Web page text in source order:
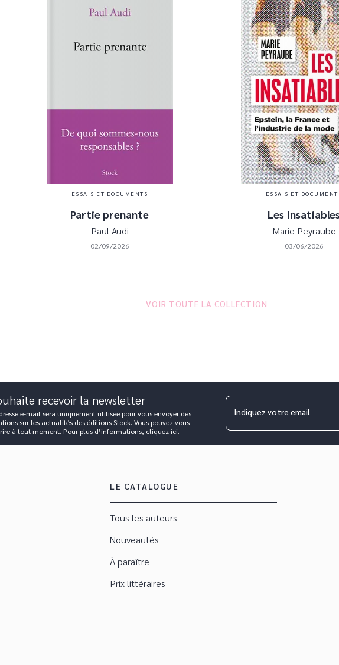
ESSAIS ET DOCUMENTS
Partie prenante
Paul Audi
02/09/2026
ESSAIS ET
Les
Marie Peyraube
03/06/2026
VOIR TOUTE LA COLLECTION
recevoir la newsletter
e-mail sera uniquement utilisée pour vous envoyer des
sur les actualités des éditions Stock. Vous pouvez vous
à tout moment. Pour plus d’informations, cliquez ici.
Indiquez votre email
LE CATALOGUE
Tous les auteurs
Nouveautés
À paraître
Prix littéraires